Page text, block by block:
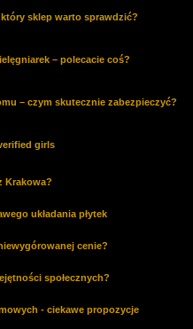
sklep warto sprawdzić?
– polecacie coś?
– czym skutecznie zabezpieczyć?
girls
Krakowa?
układania płytek
cenie?
społecznych?
- ciekawe propozycje